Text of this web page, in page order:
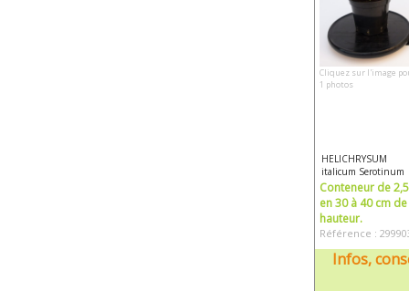
Cliquez sur l'image
1 photos
HELICHRYSUM
italicum Serotinum
Conteneur de
en 30 à 40 cm de
hauteur.
Référence :
Infos,